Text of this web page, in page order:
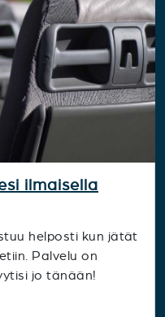
ilmaisella
helposti kun jätät
Palvelu on
jo tänään!